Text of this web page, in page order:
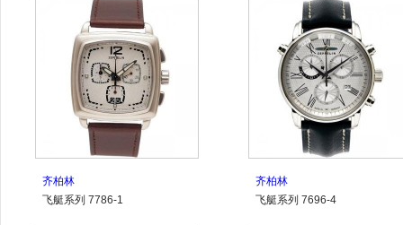
齐柏林
飞艇系列 7786-1
齐柏林
飞艇系列 7696-4